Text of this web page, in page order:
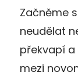
Začněme
neudělat
překvapí
mezi